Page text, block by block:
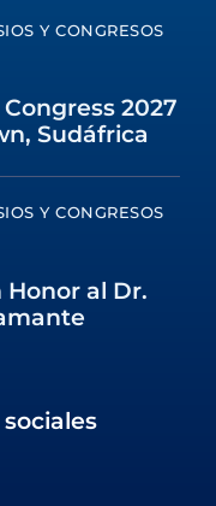
Y CONGRESOS
2027
Sudáfrica
Y CONGRESOS
Honor al Dr.